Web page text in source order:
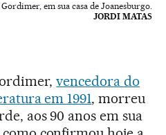
em sua casa de Joanesburgo.
JORDI MATAS
vencedora do
em 1991, morreu
aos 90 anos em sua